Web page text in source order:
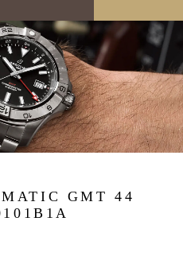
GMT 44